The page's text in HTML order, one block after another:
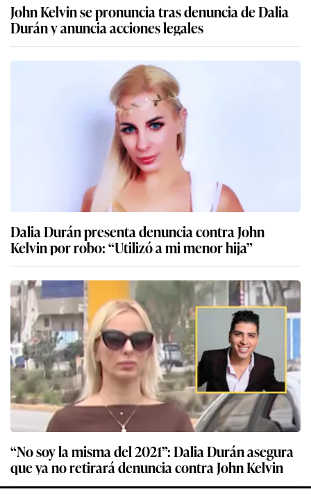
John Kelvin se pronuncia tras denuncia de Dalia
Durán y anuncia acciones legales
Dalia Durán presenta denuncia contra John
Kelvin por robo: “Utilizó a mi menor hija”
“No soy la misma del 2021”: Dalia Durán asegura
que ya no retirará denuncia contra John Kelvin